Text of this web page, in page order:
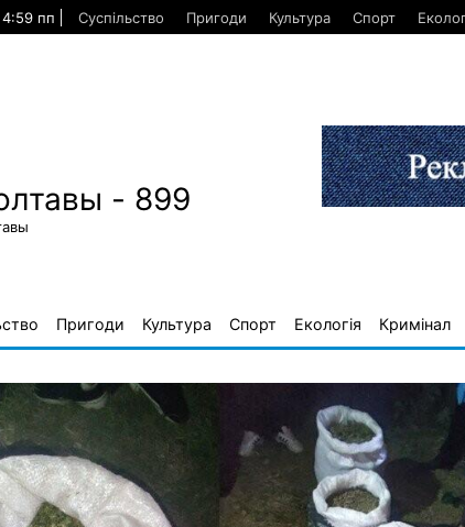
пп Суспільство Пригоди Культура Спорт
- 899
Пригоди Культура Спорт Екологія Кримінал